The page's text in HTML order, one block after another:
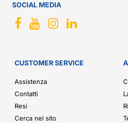
SOCIAL MEDIA
CUSTOMER SERVICE
Assistenza
Contatti
Resi
Cerca nel sito